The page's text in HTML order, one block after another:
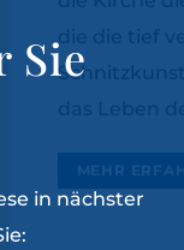
die die tief
das Leben
MEHR
Sie
in nächster